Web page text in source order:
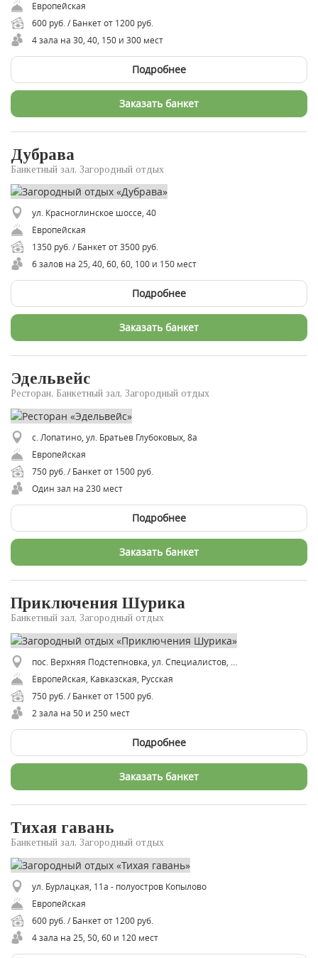
Европейская
600 руб. / Банкет от 1200 руб.
4 зала на 30, 40, 150 и 300 мест
Подробнее
Заказать банкет
Дубрава
Банкетный зал, Загородный отдых
ул. Красноглинское шоссе, 40
Европейская
1350 руб. / Банкет от 3500 руб.
6 залов на 25, 40, 60, 60, 100 и 150 мест
Подробнее
Заказать банкет
Эдельвейс
Ресторан, Банкетный зал, Загородный отдых
с. Лопатино, ул. Братьев Глубоковых, 8а
Европейская
750 руб. / Банкет от 1500 руб.
Один зал на 230 мест
Подробнее
Заказать банкет
Приключения Шурика
Банкетный зал, Загородный отдых
Европейская, Кавказская, Русская
750 руб. / Банкет от 1500 руб.
2 зала на 50 и 250 мест
Подробнее
Заказать банкет
Тихая гавань
Банкетный зал, Загородный отдых
ул. Бурлацкая, 11а - полуостров Копылово
Европейская
600 руб. / Банкет от 1200 руб.
4 зала на 25, 50, 60 и 120 мест